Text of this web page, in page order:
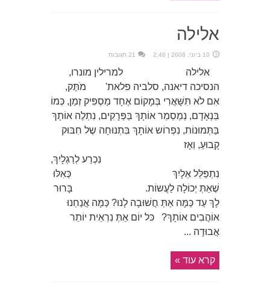
אלילה
10 ביוני, 2008 | 2:46 21 תגובות
אלילה למרילין מונרו,
הנסיכה דיאנה, סלביה פלאת' מֹתֶּק,
אִם לֹא תִּשָּׁאֲרִי בְּמָקוֹם אֶחָד מַסְפִּיק זְמַן, כְּמוֹ
בֵּנְאָדָם, נְמַסְמֵר אוֹתָךְ בַּפְּרָקִים, נִתְלֶה אוֹתָךְ
בַּתְּמוּנוֹת, נִפְרוֹש אוֹתָךְ בִּתְנוּחָה שֶל חִבּוּק
קָבוּעַ, וְאָז
נִכְרַע לְרַגְלָיִךְ,
נִתְפַּלֵּל אֵלָיִךְ כְּאִלּוּ
שֶׁאַתְּ יְכוֹלָה לַעֲשוֹת. בָּרוּר
לָךְ עַד כַּמָּה אַתְּ חֲשׁוּבָה לָנוּ? כַּמָּה אֲנַחְנוּ
אוֹהֲבִים אוֹתָךְ? כּל יוֹם אַתְּ נִרְאֵית יוֹתֵר
אֲבוּדָה ...
קרא עוד »